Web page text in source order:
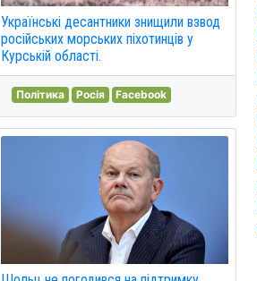
Українські десантники знищили взвод
російських морських піхотинців у
Курській області.
Політика Росія Facebook